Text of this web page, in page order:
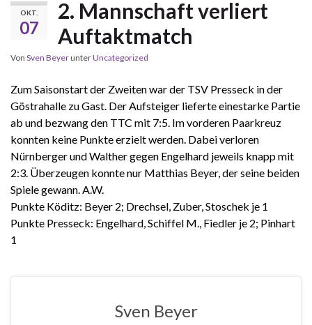
OKT.
07
2. Mannschaft verliert
Auftaktmatch
Von Sven BeyerunterUncategorized
Zum Saisonstart der Zweiten war der TSV Presseck in der
Göstrahalle zu Gast. Der Aufsteiger lieferte einestarke Partie
ab und bezwang den TTC mit 7:5. Im vorderen Paarkreuz
konnten keine Punkte erzielt werden. Dabei verloren
Nürnberger und Walther gegen Engelhard jeweils knapp mit
2:3. Überzeugen konnte nur Matthias Beyer, der seine beiden
Spiele gewann. A.W.
Punkte Köditz: Beyer 2; Drechsel, Zuber, Stoschek je 1
Punkte Presseck: Engelhard, Schiffel M., Fiedler je 2; Pinhart
1
Sven Beyer